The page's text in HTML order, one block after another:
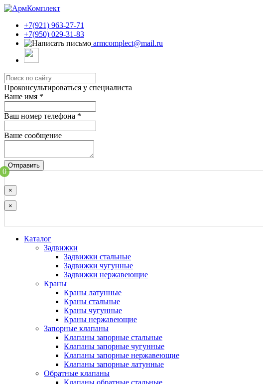
+7(921) 963-27-71
+7(950) 029-31-83
armcomplect@mail.ru
Проконсультироваться у специалиста
Ваше имя *
Ваш номер телефона *
Ваше сообщение
Отправить
0
×
×
Каталог
Задвижки
Задвижки стальные
Задвижки чугунные
Задвижки нержавеющие
Краны
Краны латунные
Краны стальные
Краны чугунные
Краны нержавеющие
Запорные клапаны
Клапаны запорные стальные
Клапаны запорные чугунные
Клапаны запорные нержавеющие
Клапаны запорные латунные
Обратные клапаны
Клапаны обратные стальные